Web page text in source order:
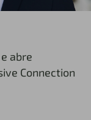
abre
Connection